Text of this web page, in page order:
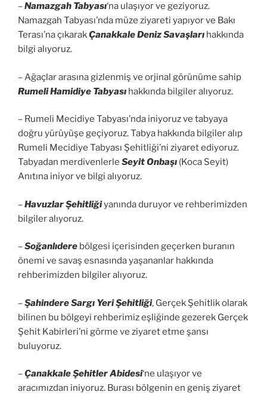
–Namazgah Tabyası‘na ulaşıyor ve geziyoruz.
Namazgah Tabyası’nda müze ziyareti yapıyor ve Bakı
Terası’na çıkarakÇanakkale Deniz Savaşları hakkında
bilgi alıyoruz.
– Ağaçlar arasına gizlenmiş ve orjinal görünüme sahip
Rumeli Hamidiye Tabyası hakkında bilgiler alıyoruz.
– Rumeli Mecidiye Tabyası’nda iniyoruz ve tabyaya
doğru yürüyüşe geçiyoruz. Tabya hakkında bilgiler alıp
Rumeli Mecidiye Tabyası Şehitliği’ni ziyaret ediyoruz.
Tabyadan merdivenlerle Seyit Onbaşı (Koca Seyit)
Anıtına iniyor ve bilgi alıyoruz.
–Havuzlar Şehitliğiyanında duruyor ve rehberimizden
bilgiler alıyoruz.
–Soğanlıdere bölgesi içerisinden geçerken buranın
önemi ve savaş esnasında yaşananlar hakkında
rehberimizden bilgiler alıyoruz.
–Şahindere Sargı Yeri Şehitliği, Gerçek Şehitlik olarak
bilinen bu bölgeyi rehberimiz eşliğinde gezerek Gerçek
Şehit Kabirleri’ni görme ve ziyaret etme şansı
buluyoruz.
–Çanakkale Şehitler Abidesi‘ne ulaşıyor ve
aracımızdan iniyoruz. Burası bölgenin en geniş ziyaret